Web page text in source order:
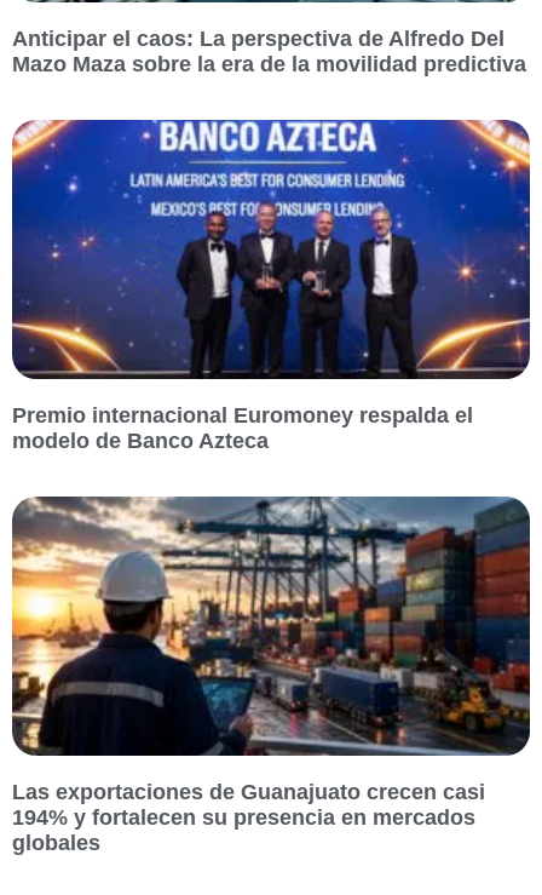
Anticipar el caos: La perspectiva de Alfredo Del
Mazo Maza sobre la era de la movilidad predictiva
Premio internacional Euromoney respalda el
modelo de Banco Azteca
Las exportaciones de Guanajuato crecen casi
194% y fortalecen su presencia en mercados
globales